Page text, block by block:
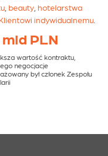
beauty hotelarstwa
indywidualnemu
mld PLN
wartość kontraktu,
negocjacje
był członek Zespołu